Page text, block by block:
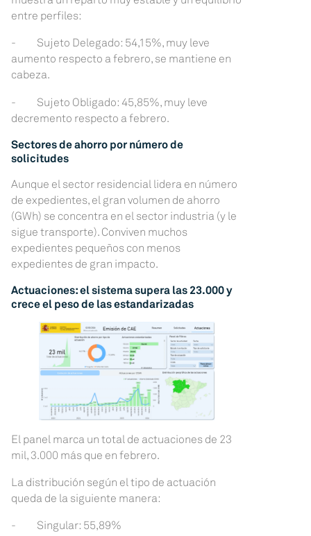
entre perfiles:
- Sujeto Delegado: 54,15%, muy leve
aumento respecto a febrero, se mantiene en
cabeza.
- Sujeto Obligado: 45,85%, muy leve
decremento respecto a febrero.
Sectores de ahorro por número de
solicitudes
Aunque el sector residencial lidera en número
de expedientes, el gran volumen de ahorro
(GWh) se concentra en el sector industria (y le
sigue transporte). Conviven muchos
expedientes pequeños con menos
expedientes de gran impacto.
Actuaciones: el sistema supera las 23.000 y
crece el peso de las estandarizadas
El panel marca un total de actuaciones de 23
mil, 3.000 más que en febrero.
La distribución según el tipo de actuación
queda de la siguiente manera:
- Singular: 55,89%